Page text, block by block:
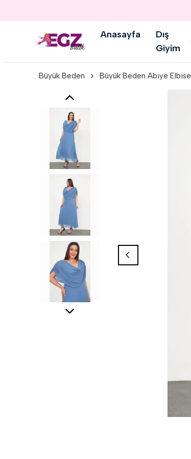
Anasayfa
Dış
Giyim
Büyük Beden Büyük Beden Abiye Elbise